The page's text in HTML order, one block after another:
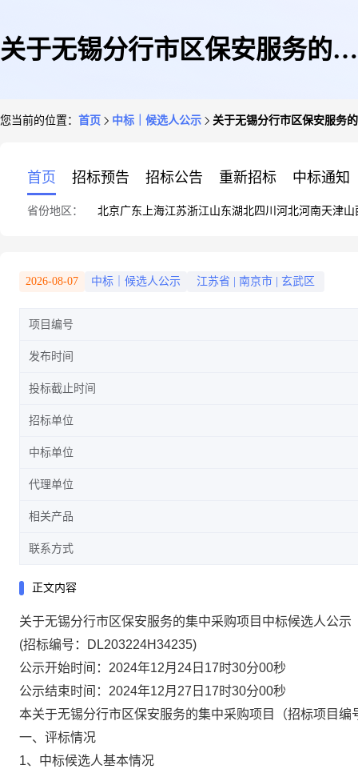
关于无锡分行市区保安服务的集
您当前的位置： 首页 中标｜候选人公示 关于无锡分行市区保安服务
首页 招标预告 招标公告 重新招标 中标通知
省份地区： 北京广东 上海江苏浙江山东湖北四川 河北河南天津山
2026-08-07 中标｜候选人公示 江苏省 南京市 玄武区
项目编号
发布时间
投标截止时间
招标单位
中标单位
代理单位
相关产品
联系方式
正文内容
关于无锡分行市区保安服务的集中采购项目中标候选人公示
(招标编号：DL203224H34235)
公示开始时间： 2024年12月24日17时30分00秒
公示结束时间： 2024年12月27日17时30分00秒
本关于无锡分行市区保安服务的集中采购项目（招标项目编
一、评标情况
1、中标候选人基本情况